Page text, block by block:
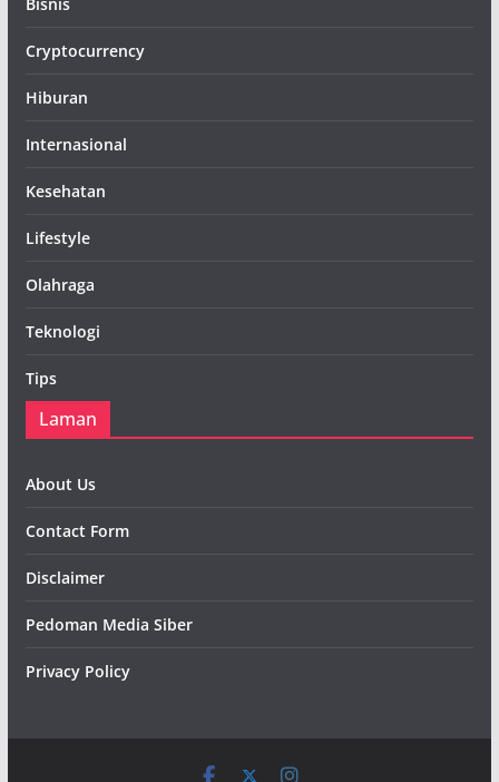
Cryptocurrency
Hiburan
Internasional
Kesehatan
Lifestyle
Olahraga
Teknologi
Tips
Laman
About Us
Contact Form
Disclaimer
Pedoman Media Siber
Privacy Policy